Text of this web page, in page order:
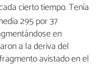
cierto tiempo. Tenía
295 por 37
en
a la deriva del
avistado en el